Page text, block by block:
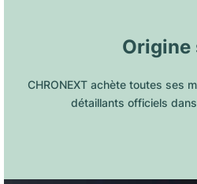
Origine
CHRONEXT achète toutes ses
détaillants officiels